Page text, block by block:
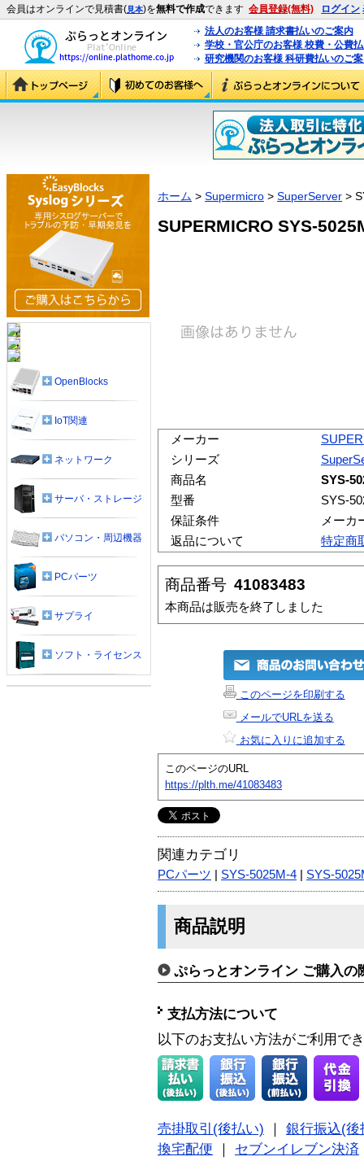
会員はオンラインで見積書(見本)を無料で作成できます 会員登録(無料) ログイン
法人のお客様 請求書払いのご案内
学校・官公庁のお客様 校費・公費
研究機関のお客様 科研費払いのご
ホーム > Supermicro > SuperServer >
SUPERMICRO SYS-
メーカー
シリーズ
商品名
SYS-
型番
SYS-
保証条件
メーカ
返品について
特定商
商品番号 41083483
本商品は販売を終了しました
このページを印刷する
メールでURLを送る
お気に入りに追加する
このページのURL
https://plth.me/41083483
関連カテゴリ
PCパーツ SYS-5025M-4 SYS-
商品説明
ぷらっとオンライン ご購入の
支払方法について
以下のお支払い方法がご利用で
売掛取引(後払い)
銀行振込(後
換宅配便
セブンイレブン決済
OpenBlocks
IoT関連
ネットワーク
サーバ・ストレージ
パソコン・周辺機器
PCパーツ
サプライ
ソフト・ライセンス